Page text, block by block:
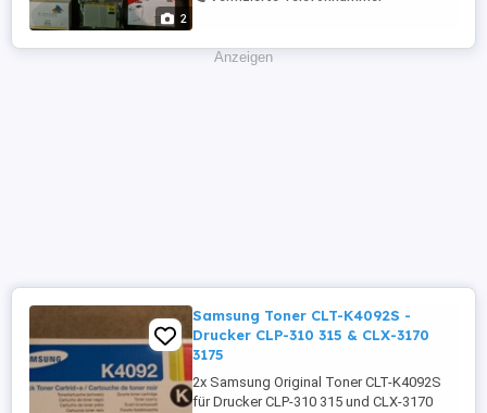
2
Anzeigen
Samsung Toner CLT-K4092S -
Drucker CLP-310 315 & CLX-3170
3175
2x Samsung Original Toner CLT-K4092S
für Drucker CLP-310 315 und CLX-3170